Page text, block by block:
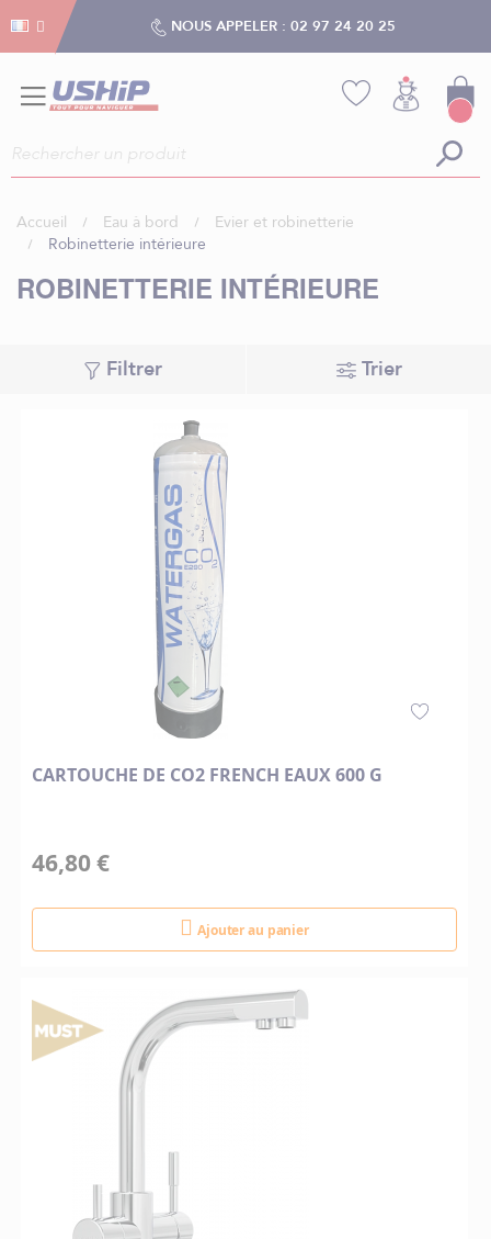
NOUS APPELER : 02 97 24 20 25
Accueil Eau à bord
Evier et robinetterie
Robinetterie intérieure
ROBINETTERIE INTÉRIEURE
Filtrer Trier
CARTOUCHE DE CO2 FRENCH EAUX 600 G
46,80 €
Ajouter au panier
Gestion des cookies
Gestion des cookies